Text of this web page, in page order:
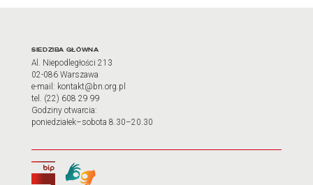
Adres oraz godziny
SIEDZIBA GŁÓWNA
Al. Niepodległości 213
02-086 Warszawa
e-mail: kontakt@bn.org.pl
tel. (22) 608 29 99
Godziny otwarcia:
poniedziałek–sobota 8.30–20.30
Biuletyn Informacji Publicznej
Tłumacz języka migowego